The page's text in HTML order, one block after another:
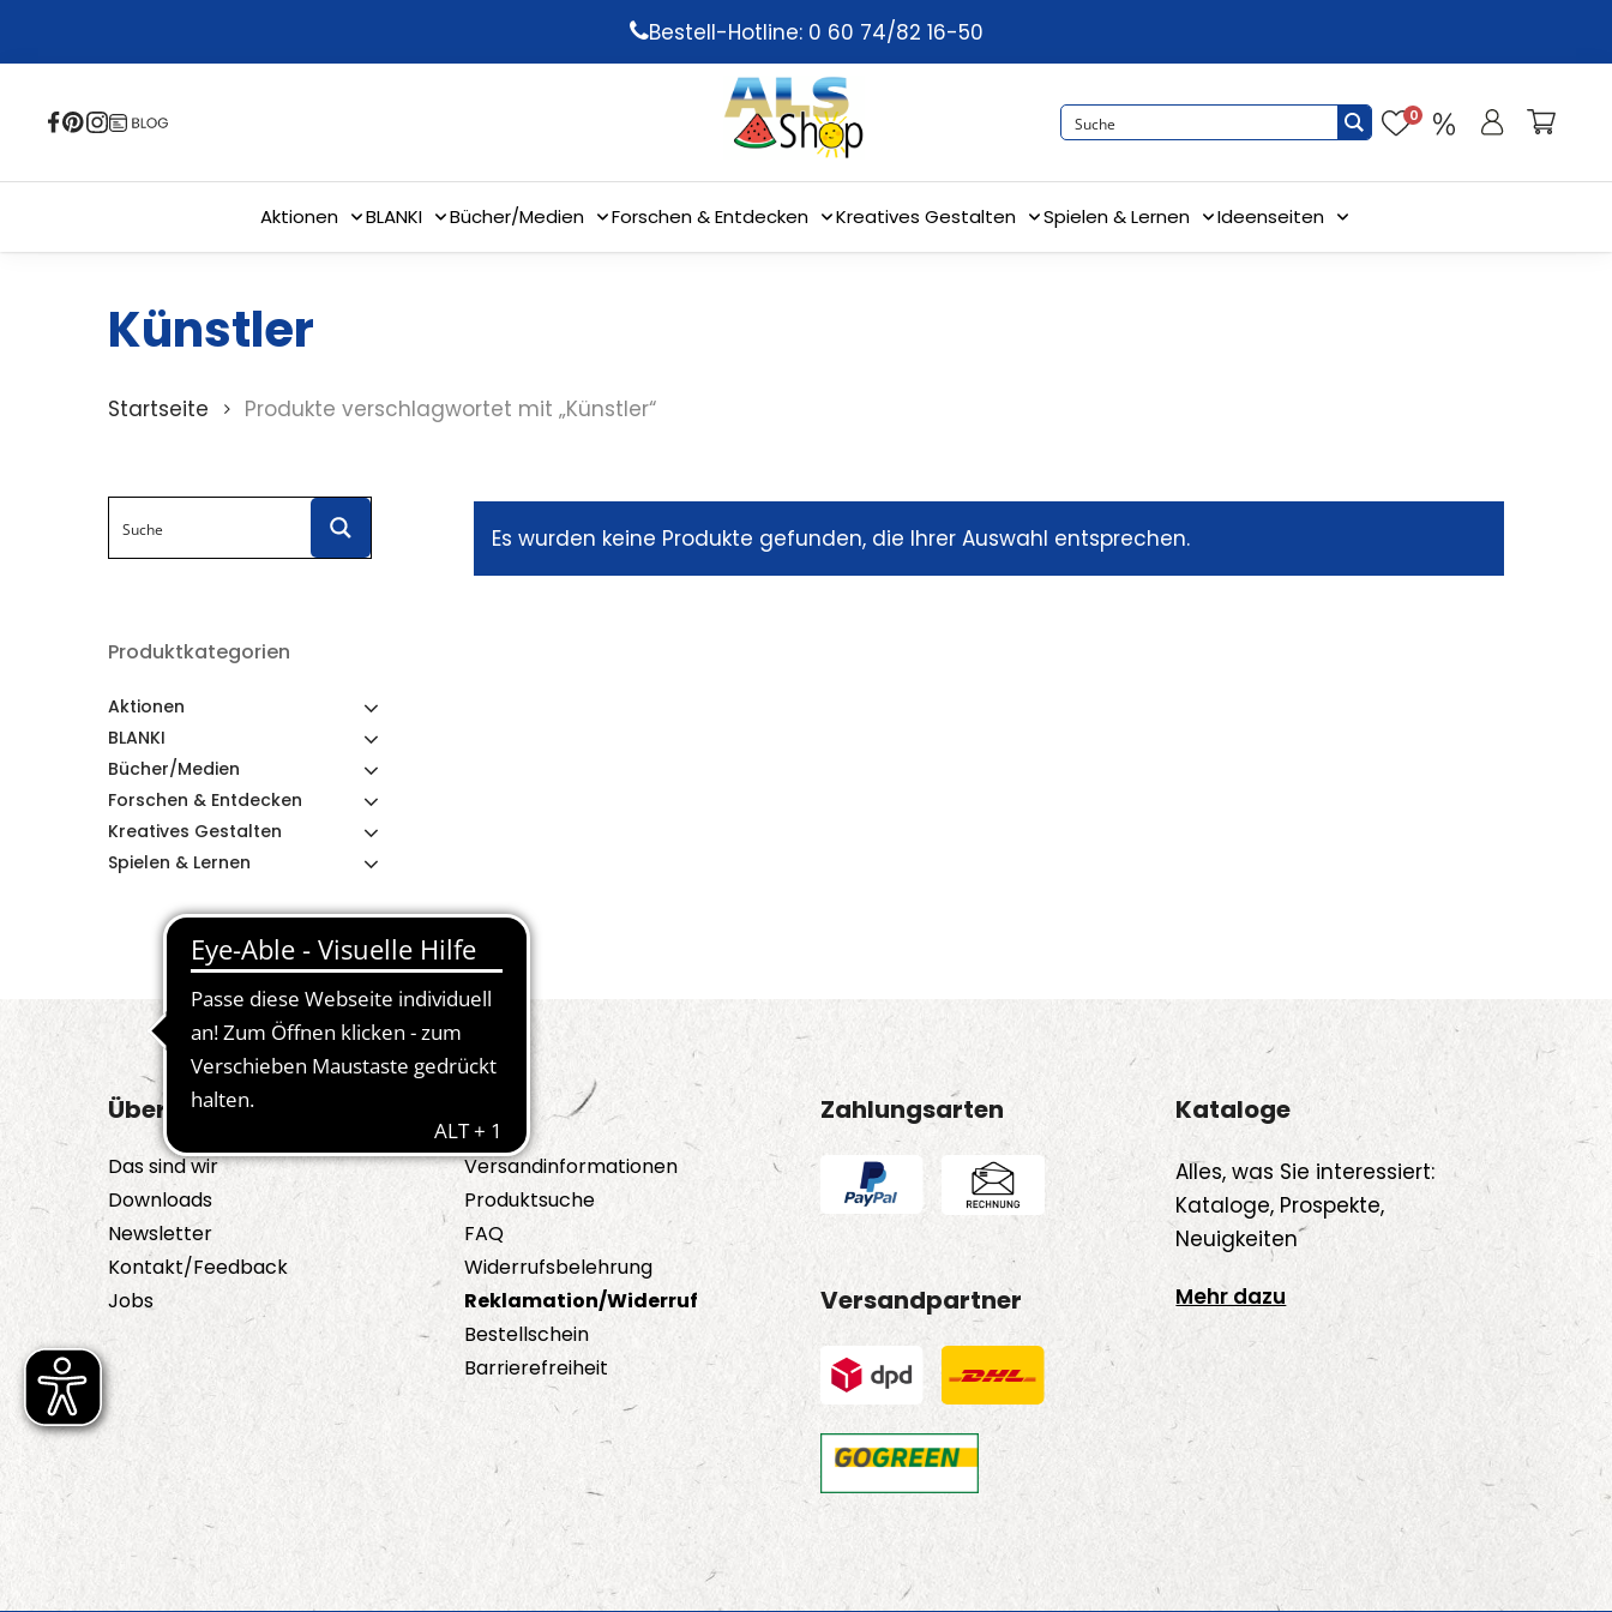
content
Bestell-Hotline: 0 60 74/82 16-50
0
Aktionen BLANKI Bücher/Medien Forschen & Entdecken Kreatives Gestalten Spielen & Lernen Ideenseiten
Künstler
Startseite Produkte verschlagwortet mit „Künstler“
Produktkategorien
Aktionen
BLANKI
Bücher/Medien
Forschen & Entdecken
Kreatives Gestalten
Spielen & Lernen
Es wurden keine Produkte gefunden, die Ihrer Auswahl entsprechen.
Über uns
Das sind wir
Downloads
Newsletter
Kontakt/Feedback
Jobs
Versandinformationen
Produktsuche
FAQ
Widerrufsbelehrung
Reklamation/Widerruf
Bestellschein
Barrierefreiheit
Zahlungsarten
Versandpartner
Kataloge
Alles, was Sie interessiert:
Kataloge, Prospekte,
Neuigkeiten
Mehr dazu